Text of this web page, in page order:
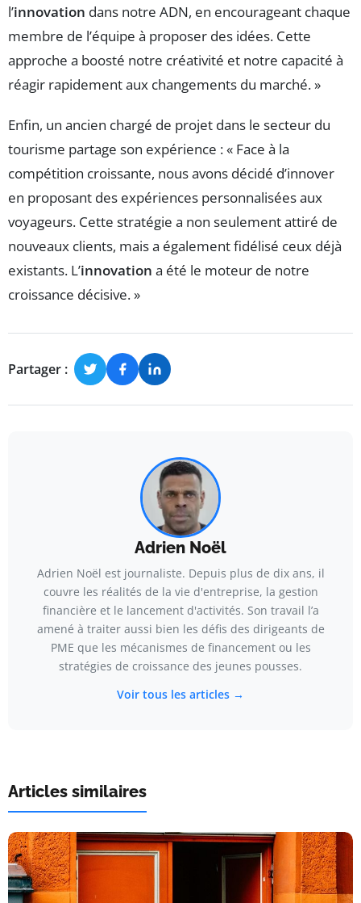
l’innovation dans notre ADN, en encourageant chaque
membre de l’équipe à proposer des idées. Cette
approche a boosté notre créativité et notre capacité à
réagir rapidement aux changements du marché. »
Enfin, un ancien chargé de projet dans le secteur du
tourisme partage son expérience : « Face à la
compétition croissante, nous avons décidé d’innover
en proposant des expériences personnalisées aux
voyageurs. Cette stratégie a non seulement attiré de
nouveaux clients, mais a également fidélisé ceux déjà
existants. L’innovation a été le moteur de notre
croissance décisive. »
Partager :
Adrien Noël
Adrien Noël est journaliste. Depuis plus de dix ans, il
couvre les réalités de la vie d'entreprise, la gestion
financière et le lancement d'activités. Son travail l’a
amené à traiter aussi bien les défis des dirigeants de
PME que les mécanismes de financement ou les
stratégies de croissance des jeunes pousses.
Voir tous les articles →
Articles similaires